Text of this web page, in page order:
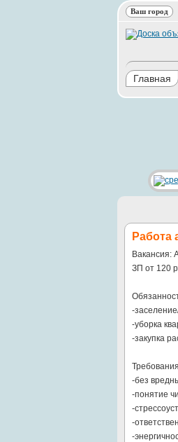
Ваш город
Главная
Работа
Вакансия:
ЗП от 120
-
-уборка
-закупка
-без
-понятие
-
-
-